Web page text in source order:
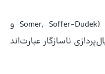
بر اساس پژوهش‌های جدید (Somer, Soffer-Dudek و
ناسازگار عبارت‌اند